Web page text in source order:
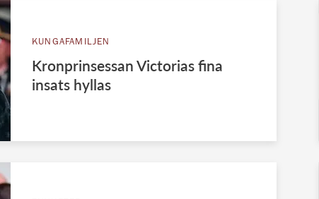
KUNGAFAMILJEN
Kronprinsessan Victorias fina
insats hyllas